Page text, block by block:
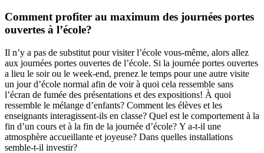
Comment profiter au maximum des journées portes
ouvertes à l’école?
Il n’y a pas de substitut pour visiter l’école vous-même, alors allez
aux journées portes ouvertes de l’école. Si la journée portes ouvertes
a lieu le soir ou le week-end, prenez le temps pour une autre visite
un jour d’école normal afin de voir à quoi cela ressemble sans
l’écran de fumée des présentations et des expositions! À quoi
ressemble le mélange d’enfants? Comment les élèves et les
enseignants interagissent-ils en classe? Quel est le comportement à la
fin d’un cours et à la fin de la journée d’école? Y a-t-il une
atmosphère accueillante et joyeuse? Dans quelles installations
semble-t-il investir?